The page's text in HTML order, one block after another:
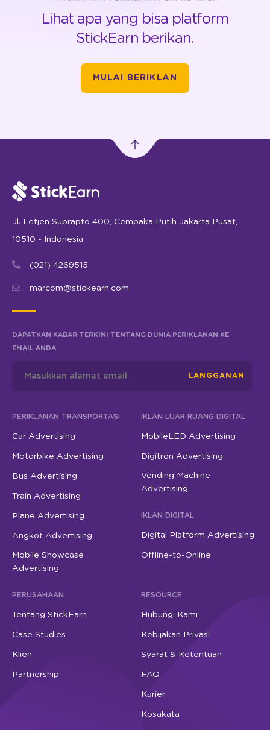
Lihat apa yang bisa platform
StickEarn berikan.
MULAI BERIKLAN
Jl. Letjen Suprapto 400, Cempaka Putih Jakarta Pusat,
10510 - Indonesia
(021) 4269515
marcom@stickearn.com
DAPATKAN KABAR TERKINI TENTANG DUNIA PERIKLANAN KE
EMAIL ANDA
LANGGANAN
PERIKLANAN TRANSPORTASI
Car Advertising
Motorbike Advertising
Bus Advertising
Train Advertising
Plane Advertising
Angkot Advertising
Mobile Showcase
Advertising
IKLAN LUAR RUANG DIGITAL
MobileLED Advertising
Digitron Advertising
Vending Machine
Advertising
IKLAN DIGITAL
Digital Platform Advertising
Offline-to-Online
PERUSAHAAN
Tentang StickEarn
Case Studies
Klien
Partnership
RESOURCE
Hubungi Kami
Kebijakan Privasi
Syarat & Ketentuan
FAQ
Karier
Kosakata